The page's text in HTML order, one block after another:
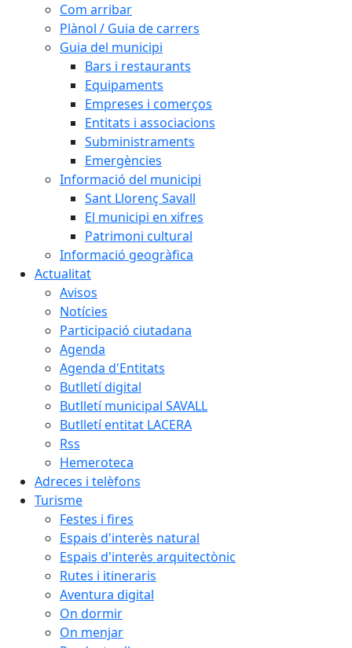
Com arribar
Plànol / Guia de carrers
Guia del municipi
Bars i restaurants
Equipaments
Empreses i comerços
Entitats i associacions
Subministraments
Emergències
Informació del municipi
Sant Llorenç Savall
El municipi en xifres
Patrimoni cultural
Informació geogràfica
Actualitat
Avisos
Notícies
Participació ciutadana
Agenda
Agenda d'Entitats
Butlletí digital
Butlletí municipal SAVALL
Butlletí entitat LACERA
Rss
Hemeroteca
Adreces i telèfons
Turisme
Festes i fires
Espais d'interès natural
Espais d'interès arquitectònic
Rutes i itineraris
Aventura digital
On dormir
On menjar